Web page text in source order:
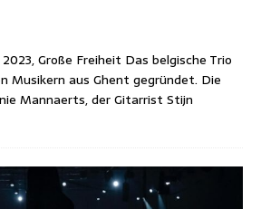
Große Freiheit Das belgische Trio
Musikern aus Ghent gegründet. Die
Mannaerts, der Gitarrist Stijn